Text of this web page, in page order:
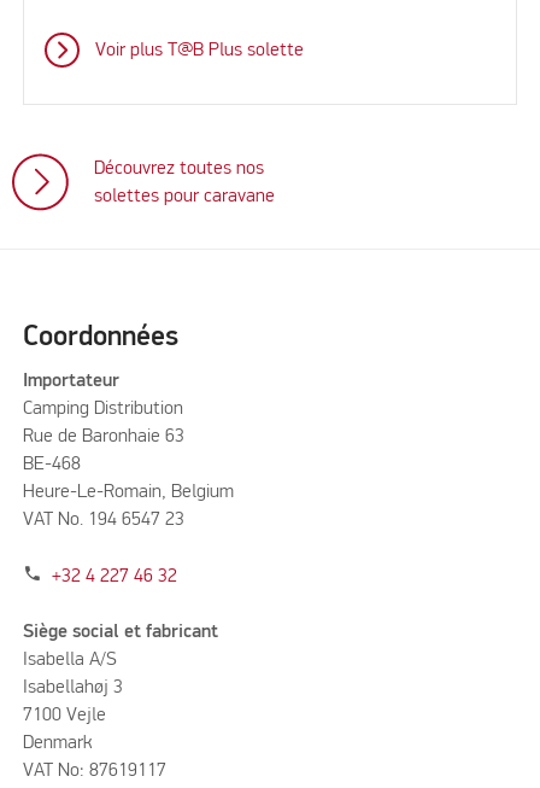
Voir plus T@B Plus solette
Découvrez toutes nos
solettes pour caravane
Coordonnées
Importateur
Camping Distribution
Rue de Baronhaie 63
BE-468
Heure-Le-Romain, Belgium
VAT No. 194 6547 23
phone +32 4 227 46 32
Siège social et fabricant
Isabella A/S
Isabellahøj 3
7100 Vejle
Denmark
VAT No: 87619117